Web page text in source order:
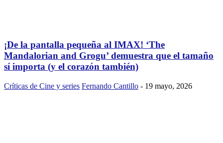
¡De la pantalla pequeña al IMAX! ‘The
Mandalorian and Grogu’ demuestra que el tamaño
sí importa (y el corazón también)
Críticas de Cine y series Fernando Cantillo - 19 mayo, 2026